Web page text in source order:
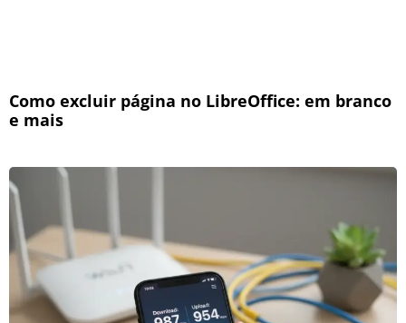
Como excluir página no LibreOffice: em branco
e mais